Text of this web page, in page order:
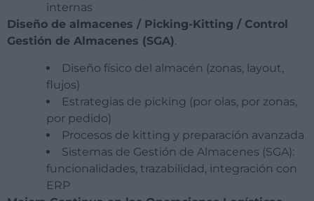
internas
Diseño de almacenes / Picking-Kitting / Control
Gestión de Almacenes (SGA).
Diseño físico del almacén (zonas, layout,
flujos)
Estrategias de picking (por olas, por zonas,
por pedido)
Procesos de kitting y preparación avanzada
Sistemas de Gestión de Almacenes (SGA):
funcionalidades, trazabilidad, integración con
ERP